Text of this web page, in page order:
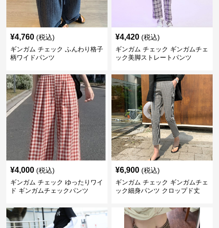
¥4,760 (税込)
ギンガム チェック ふんわり格子
柄ワイドパンツ
¥4,420 (税込)
ギンガム チェック ギンガムチェ
ック美脚ストレートパンツ
¥4,000 (税込)
ギンガム チェック ゆったりワイ
ド ギンガムチェックパンツ
¥6,900 (税込)
ギンガム チェック ギンガムチェ
ック細身パンツ クロップド丈